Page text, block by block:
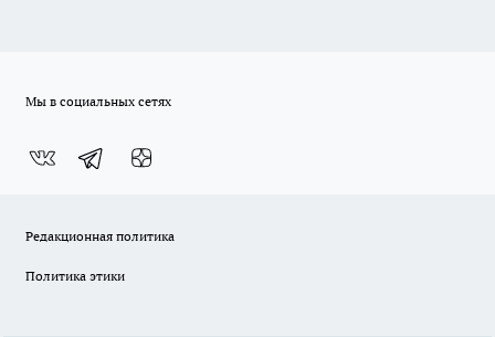
Мы в социальных сетях
Редакционная политика
Политика этики